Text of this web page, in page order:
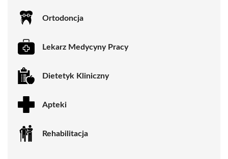
Ortodoncja
Lekarz Medycyny Pracy
Dietetyk Kliniczny
Apteki
Rehabilitacja